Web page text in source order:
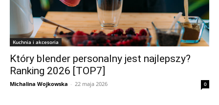
Kuchnia i akcesoria
Który blender personalny jest najlepszy?
Ranking 2026 [TOP7]
Michalina Wojkowska - 22 maja 2026 0